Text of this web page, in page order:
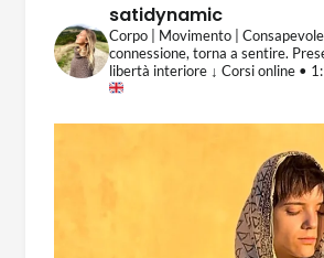
satidynamic
Corpo | Movimento |
connessione, torna a sentire.
libertà interiore↓ Corsi online •